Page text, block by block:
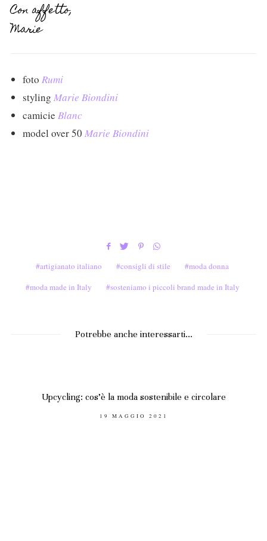
Con affetto,
Marie
foto Rumi
styling Marie Biondini
camicie Blanc
model over 50 Marie Biondini
artigianato italiano consigli di stile
moda donna
moda made in Italy
sosteniamo i piccoli brand made in Italy
Potrebbe anche interessarti...
Upcycling: cos’è la moda sostenibile e circolare
POSTED
19 MAGGIO 2021